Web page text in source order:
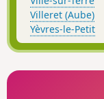
Villeret (Aube)
Yèvres-le-Petit